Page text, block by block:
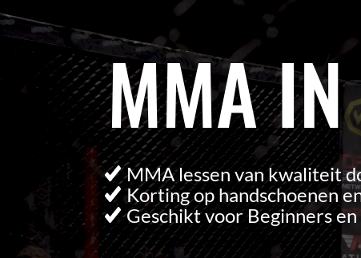
MMA
MMA lessen van kwaliteit
Korting op handschoenen
Geschikt voor Beginners